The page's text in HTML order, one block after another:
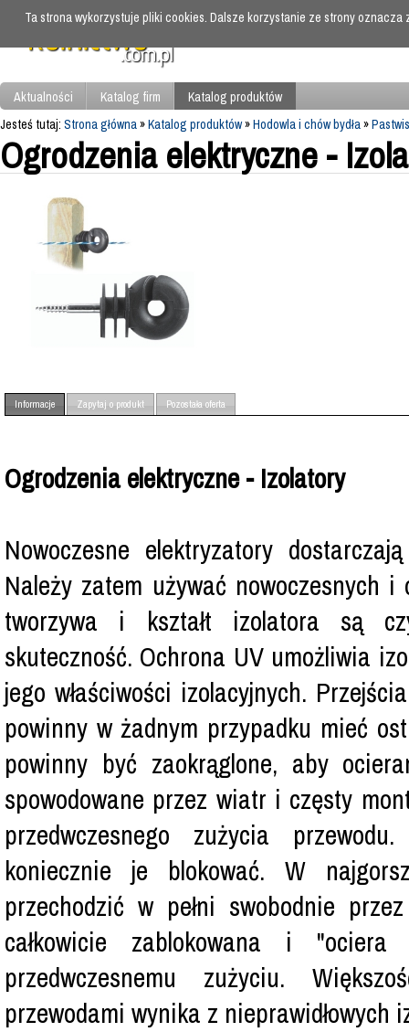
Aktualności Katalog firm
Katalog produktów
Jesteś tutaj: Strona główna»Katalog produktów»Hodowla i chów bydła»
Ogrodzenia elektryczne -
Informacje Zapytaj o produkt Pozostała oferta
Ogrodzenia elektryczne - Izolatory
Nowoczesne elektryzatory
Należy zatem używać nowoczesnych
tworzywa i kształt izolatora są
skuteczność. Ochrona UV umożliwia
jego właściwości izolacyjnych.
powinny w żadnym przypadku mieć
powinny być zaokrąglone, aby
spowodowane przez wiatr i częsty
przedwczesnego zużycia
koniecznie je blokować. W
przechodzić w pełni swobodnie
całkowicie zablokowana i
przedwczesnemu zużyciu.
przewodami wynika z nieprawidłowych
Ta strona wykorzystuje pliki cookies. Dalsze korzystanie ze strony